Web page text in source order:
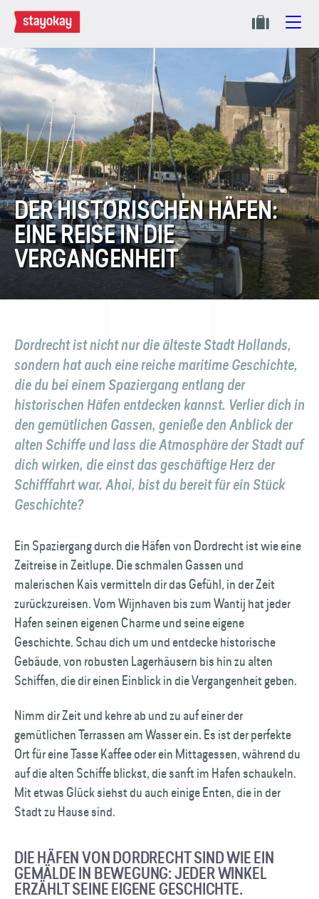
DER HISTORISCHEN HÄFEN:
EINE REISE IN DIE
VERGANGENHEIT
Dordrecht ist nicht nur die älteste Stadt Hollands,
sondern hat auch eine reiche maritime Geschichte,
die du bei einem Spaziergang entlang der
historischen Häfen entdecken kannst. Verlier dich in
den gemütlichen Gassen, genieße den Anblick der
alten Schiffe und lass die Atmosphäre der Stadt auf
dich wirken, die einst das geschäftige Herz der
Schifffahrt war. Ahoi, bist du bereit für ein Stück
Geschichte?
Ein Spaziergang durch die Häfen von Dordrecht ist wie eine
Zeitreise in Zeitlupe. Die schmalen Gassen und
malerischen Kais vermitteln dir das Gefühl, in der Zeit
zurückzureisen. Vom Wijnhaven bis zum Wantij hat jeder
Hafen seinen eigenen Charme und seine eigene
Geschichte. Schau dich um und entdecke historische
Gebäude, von robusten Lagerhäusern bis hin zu alten
Schiffen, die dir einen Einblick in die Vergangenheit geben.
Nimm dir Zeit und kehre ab und zu auf einer der
gemütlichen Terrassen am Wasser ein. Es ist der perfekte
Ort für eine Tasse Kaffee oder ein Mittagessen, während du
auf die alten Schiffe blickst, die sanft im Hafen schaukeln.
Mit etwas Glück siehst du auch einige Enten, die in der
Stadt zu Hause sind.
DIE HÄFEN VON DORDRECHT SIND WIE EIN
GEMÄLDE IN BEWEGUNG: JEDER WINKEL
ERZÄHLT SEINE EIGENE GESCHICHTE.